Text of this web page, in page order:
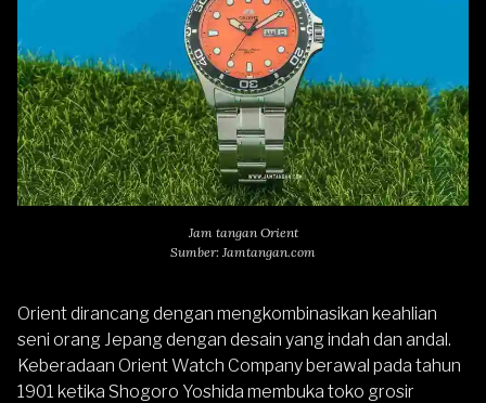
Jam tangan Orient
Sumber: Jamtangan.com
Orientdirancang dengan mengkombinasikan keahlian
seni orang Jepang dengan desain yang indah dan andal.
Keberadaan Orient Watch Company berawal pada tahun
1901 ketika Shogoro Yoshida membuka toko grosir